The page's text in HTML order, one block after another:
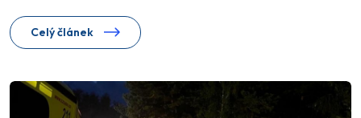
Celý článek